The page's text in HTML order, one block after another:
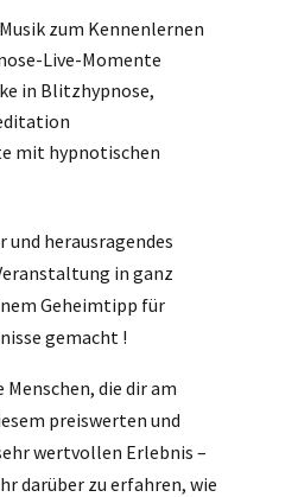
zum Kennenlernen
Live-Momente
in Blitzhypnose,
mit hypnotischen
und herausragendes
in ganz
Geheimtipp für
gemacht !
die dir am
preiswerten und
wertvollen Erlebnis –
darüber zu erfahren, wie